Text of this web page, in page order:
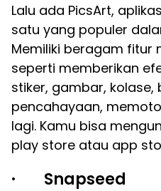
Lalu ada PicsArt,
satu yang populer
Memiliki beragam fitur
seperti memberikan
stiker, gambar, kolase,
pencahayaan,
lagi. Kamu bisa
play store atau app
· Snapseed